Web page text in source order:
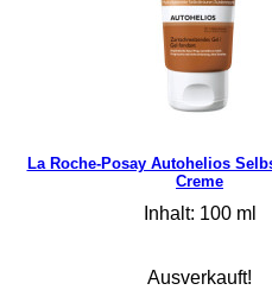
La Roche-Posay Autohelios
Creme
Inhalt: 100 ml
Ausverkauft!